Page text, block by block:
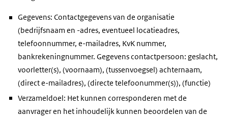
Gegevens: Contactgegevens van de organisatie
(bedrijfsnaam en -adres, eventueel locatieadres,
telefoonnummer, e-mailadres, KvK nummer,
bankrekeningnummer. Gegevens contactpersoon: geslacht,
voorletter(s), (voornaam), (tussenvoegsel) achternaam,
(direct e-mailadres), (directe telefoonummer(s)), (functie)
Verzameldoel: Het kunnen corresponderen met de
aanvrager en het inhoudelijk kunnen beoordelen van de